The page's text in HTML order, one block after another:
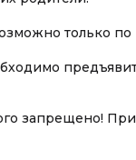
только по
запрещено!